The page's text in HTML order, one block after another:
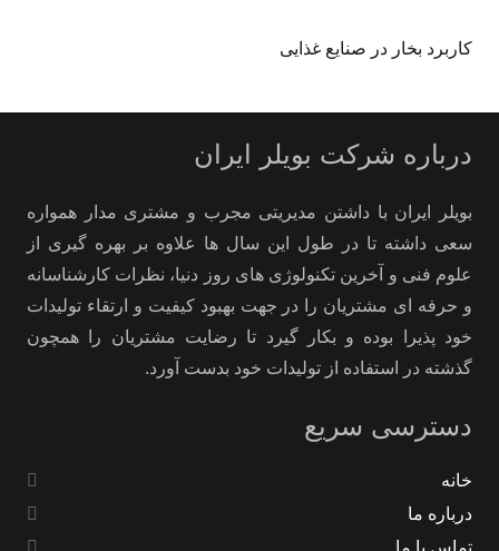
کاربرد بخار در صنایع غذایی
درباره شرکت بویلر ایران
بویلر ایران با داشتن مدیریتی مجرب و مشتری مدار همواره
سعی داشته تا در طول این سال ها علاوه بر بهره گیری از
علوم فنی و آخرین تکنولوژی های روز دنیا، نظرات کارشناسانه
و حرفه ای مشتریان را در جهت بهبود کیفیت و ارتقاء تولیدات
خود پذیرا بوده و بکار گیرد تا رضایت مشتریان را همچون
گذشته در استفاده از تولیدات خود بدست آورد.
دسترسی سریع
خانه
درباره ما
تماس با ما